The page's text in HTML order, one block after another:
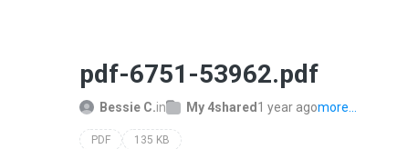
pdf-6751-53962.pdf
Bessie C.in My 4shared 1 year agomore...
PDF 135 KB